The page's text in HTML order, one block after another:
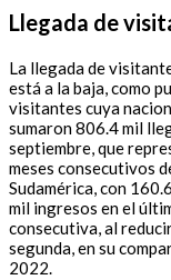
Llegada de
La llegada de
está a la baja, como
visitantes cuya
sumaron 806.4 mil
septiembre, que
meses consecutivos
Sudamérica, con
mil ingresos en el
consecutiva, al
segunda, en su
2022.